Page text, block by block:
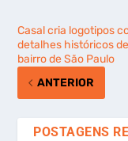
Casal cria logotipos
detalhes históricos
bairro de São Paulo
ANTERIOR
POSTAGENS